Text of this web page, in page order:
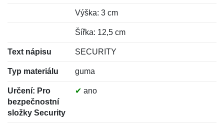
Výška: 3 cm
Šířka: 12,5 cm
Text nápisu SECURITY
Typ materiálu guma
Určení: Pro
bezpečnostní
složky Security
✔ ano